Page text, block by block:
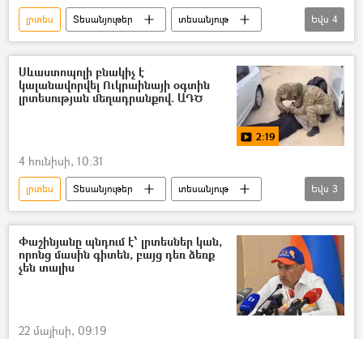
լրտես Տեսանյութեր
տեսանյութ
Գելենջիկ
Անվտանգության դաշնային ծառայություն (ԱԴԾ)
լրտեսություն
Կիև
Եվս 4
Սևաստոպոլի բնակիչ է
կալանավորվել Ուկրաինայի օգտին
լրտեսության մեղադրանքով. ԱԴԾ
2:19
4 հունիսի, 10:31
լրտես Տեսանյութեր
տեսանյութ
Անվտանգության դաշնային ծառայություն (ԱԴԾ)
լրտեսություն
Պետական դավաճանություն
Եվս 3
Փաշինյանը պնդում է՝ լրտեսներ կան,
որոնց մասին գիտեն, բայց դեռ ձեռք
չեն տալիս
22 մայիսի, 09:19